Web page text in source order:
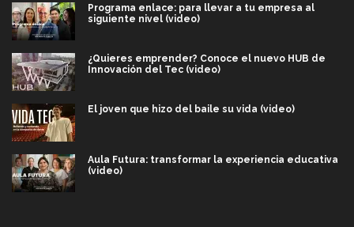
Programa enlace: para llevar a tu empresa al
siguiente nivel (video)
¿Quieres emprender? Conoce el nuevo HUB de
Innovación del Tec (video)
El joven que hizo del baile su vida (video)
Aula Futura: transformar la experiencia educativa
(video)